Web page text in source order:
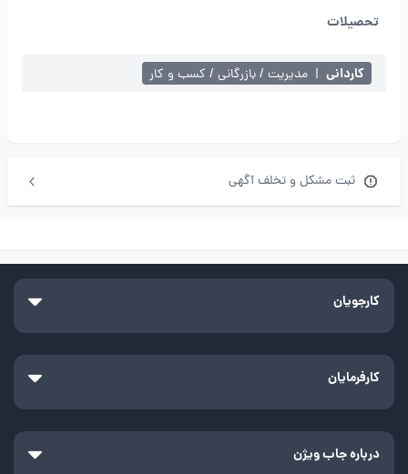
تحصیلات
کاردانی | مدیریت / بازرگانی / کسب و کار
ثبت مشکل و تخلف آگهی
کارجویان
کارفرمایان
درباره جاب ویژن